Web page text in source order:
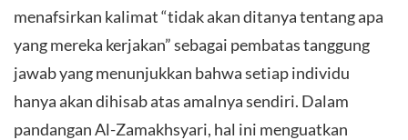
menafsirkan kalimat “tidak akan ditanya tentang apa
yang mereka kerjakan” sebagai pembatas tanggung
jawab yang menunjukkan bahwa setiap individu
hanya akan dihisab atas amalnya sendiri. Dalam
pandangan Al-Zamakhsyari, hal ini menguatkan